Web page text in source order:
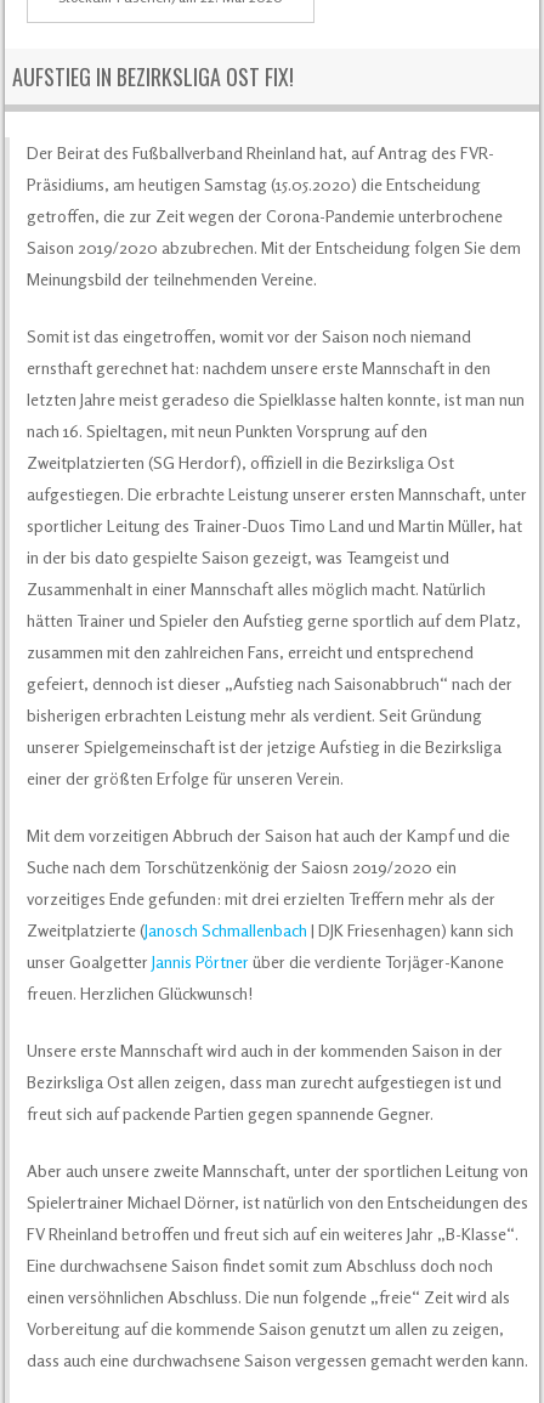
AUFSTIEG IN BEZIRKSLIGA OST FIX!
Der Beirat des Fußballverband Rheinland hat, auf Antrag des FVR-
Präsidiums, am heutigen Samstag (15.05.2020) die Entscheidung
getroffen, die zur Zeit wegen der Corona-Pandemie unterbrochene
Saison 2019/2020 abzubrechen. Mit der Entscheidung folgen Sie dem
Meinungsbild der teilnehmenden Vereine.
Somit ist das eingetroffen, womit vor der Saison noch niemand
ernsthaft gerechnet hat: nachdem unsere erste Mannschaft in den
letzten Jahre meist geradeso die Spielklasse halten konnte, ist man nun
nach 16. Spieltagen, mit neun Punkten Vorsprung auf den
Zweitplatzierten (SG Herdorf), offiziell in die Bezirksliga Ost
aufgestiegen. Die erbrachte Leistung unserer ersten Mannschaft, unter
sportlicher Leitung des Trainer-Duos Timo Land und Martin Müller, hat
in der bis dato gespielte Saison gezeigt, was Teamgeist und
Zusammenhalt in einer Mannschaft alles möglich macht. Natürlich
hätten Trainer und Spieler den Aufstieg gerne sportlich auf dem Platz,
zusammen mit den zahlreichen Fans, erreicht und entsprechend
gefeiert, dennoch ist dieser „Aufstieg nach Saisonabbruch“ nach der
bisherigen erbrachten Leistung mehr als verdient. Seit Gründung
unserer Spielgemeinschaft ist der jetzige Aufstieg in die Bezirksliga
einer der größten Erfolge für unseren Verein.
Mit dem vorzeitigen Abbruch der Saison hat auch der Kampf und die
Suche nach dem Torschützenkönig der Saiosn 2019/2020 ein
vorzeitiges Ende gefunden: mit drei erzielten Treffern mehr als der
Zweitplatzierte (Janosch Schmallenbach | DJK Friesenhagen) kann sich
unser GoalgetterJannis Pörtnerüber die verdiente Torjäger-Kanone
freuen. Herzlichen Glückwunsch!
Unsere erste Mannschaft wird auch in der kommenden Saison in der
Bezirksliga Ost allen zeigen, dass man zurecht aufgestiegen ist und
freut sich auf packende Partien gegen spannende Gegner.
Aber auch unsere zweite Mannschaft, unter der sportlichen Leitung von
Spielertrainer Michael Dörner, ist natürlich von den Entscheidungen des
FV Rheinland betroffen und freut sich auf ein weiteres Jahr „B-Klasse“.
Eine durchwachsene Saison findet somit zum Abschluss doch noch
einen versöhnlichen Abschluss. Die nun folgende „freie“ Zeit wird als
Vorbereitung auf die kommende Saison genutzt um allen zu zeigen,
dass auch eine durchwachsene Saison vergessen gemacht werden kann.